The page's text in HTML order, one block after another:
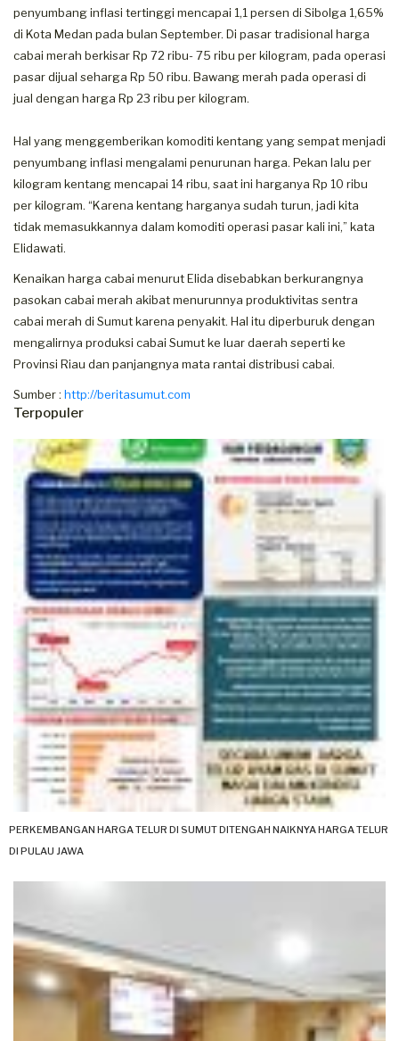
penyumbang inflasi tertinggi mencapai 1,1 persen di Sibolga 1,65%
di Kota Medan pada bulan September. Di pasar tradisional harga
cabai merah berkisar Rp 72 ribu- 75 ribu per kilogram, pada operasi
pasar dijual seharga Rp 50 ribu. Bawang merah pada operasi di
jual dengan harga Rp 23 ribu per kilogram.
Hal yang menggemberikan komoditi kentang yang sempat menjadi
penyumbang inflasi mengalami penurunan harga. Pekan lalu per
kilogram kentang mencapai 14 ribu, saat ini harganya Rp 10 ribu
per kilogram. “Karena kentang harganya sudah turun, jadi kita
tidak memasukkannya dalam komoditi operasi pasar kali ini,” kata
Elidawati.
Kenaikan harga cabai menurut Elida disebabkan berkurangnya
pasokan cabai merah akibat menurunnya produktivitas sentra
cabai merah di Sumut karena penyakit. Hal itu diperburuk dengan
mengalirnya produksi cabai Sumut ke luar daerah seperti ke
Provinsi Riau dan panjangnya mata rantai distribusi cabai.
Sumber : http://beritasumut.com
Terpopuler
PERKEMBANGAN HARGA TELUR DI SUMUT DITENGAH NAIKNYA HARGA TELUR
DI PULAU JAWA